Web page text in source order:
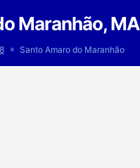
Maranhão, MA
» Santo Amaro do Maranhão